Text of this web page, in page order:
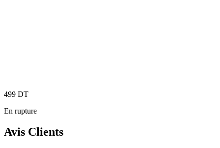
499 DT
En rupture
Avis Clients